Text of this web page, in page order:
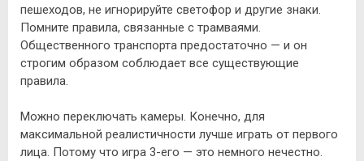
пешеходов, не игнорируйте светофор и другие знаки.
Помните правила, связанные с трамваями.
Общественного транспорта предостаточно — и он
строгим образом соблюдает все существующие
правила.
Можно переключать камеры. Конечно, для
максимальной реалистичности лучше играть от первого
лица. Потому что игра 3-его — это немного нечестно.